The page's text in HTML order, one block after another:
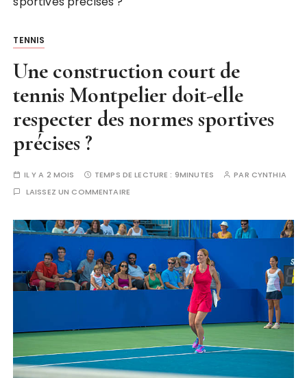
TENNIS
Une construction court de
tennis Montpelier doit-elle
respecter des normes sportives
précises ?
IL Y A 2 MOIS TEMPS DE LECTURE : 9MINUTES PAR CYNTHIA
LAISSEZ UN COMMENTAIRE